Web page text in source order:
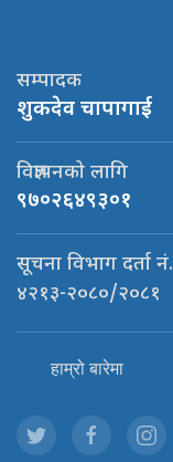
सम्पादक
शुकदेव चापागाई
विज्ञापनको लागि
९७०२६४९३०१
सूचना विभाग दर्ता नं.
४२१३-२०८०/२०८१
हाम्रो बारेमा